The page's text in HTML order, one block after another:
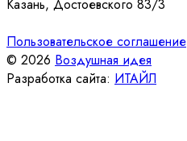
Казань, Достоевского 83/3
Пользовательское соглашение
© 2026 Воздушная идея
Разработка сайта: ИТАЙЛ